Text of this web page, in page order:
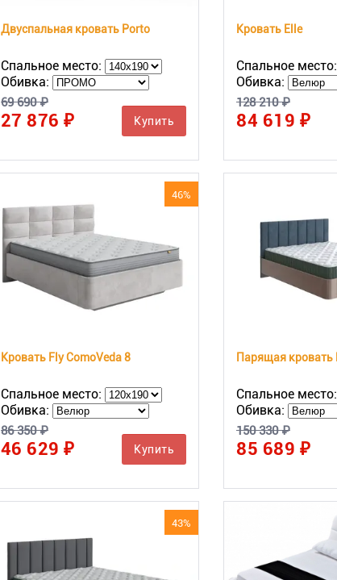
Двуспальная кровать Porto
Спальное место:
Обивка:
69 690 ₽
27 876 ₽ Купить
Кровать Elle
Спальное место:
Обивка:
128 210 ₽
84 619 ₽
46%
Кровать Fly ComoVeda 8
Спальное место:
Обивка:
86 350 ₽
46 629 ₽ Купить
Спальное место:
Обивка:
150 330 ₽
85 689 ₽
43%